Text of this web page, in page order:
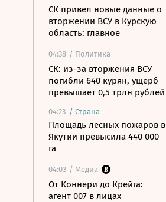
СК привел новые данные о
вторжении ВСУ в Курскую
область: главное
04:38 / Политика
СК: из-за вторжения ВСУ
погибли 640 курян, ущерб
превышает 0,5 трлн рублей
04:23 / Страна
Площадь лесных пожаров в
Якутии превысила 440 000
га
04:03 / Медиа
От Коннери до Крейга:
агент 007 в лицах